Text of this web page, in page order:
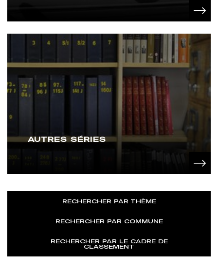
AUTRES SÉRIES
RECHERCHER PAR THÈME
RECHERCHER PAR COMMUNE
RECHERCHER PAR LE CADRE DE
CLASSEMENT